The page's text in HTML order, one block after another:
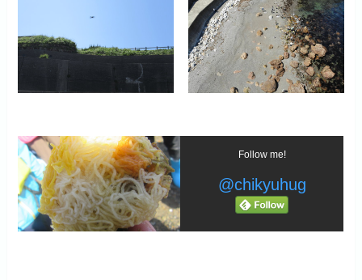
Follow me!
@chikyuhug